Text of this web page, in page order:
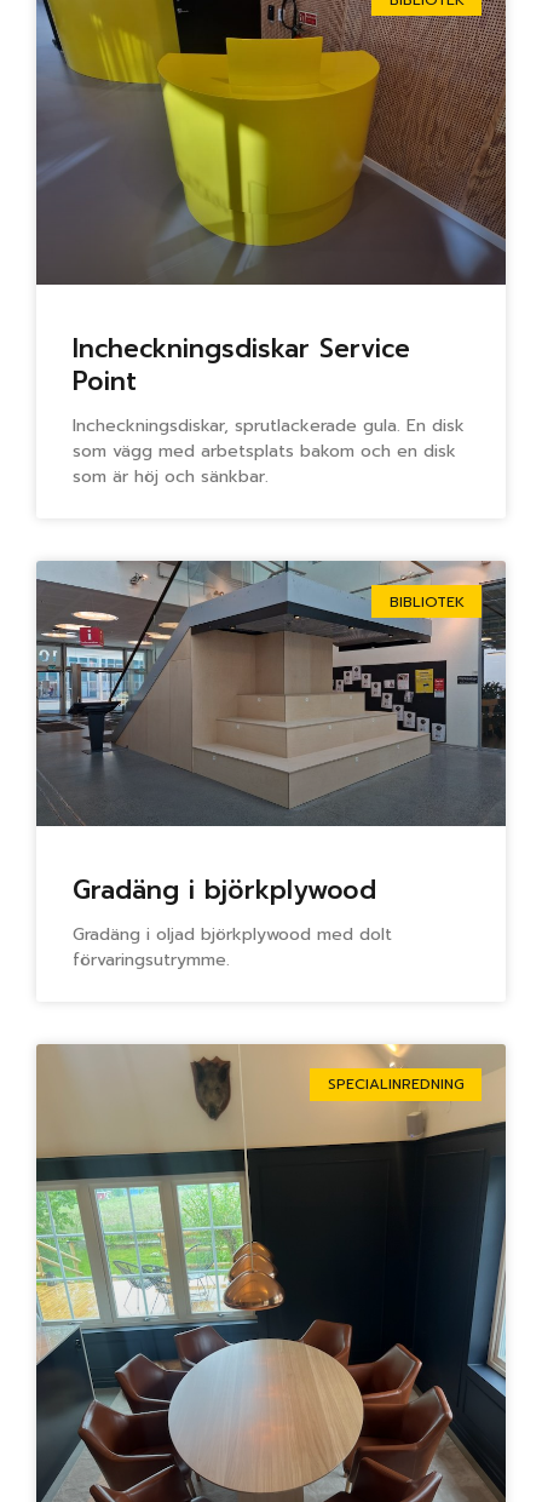
Incheckningsdiskar Service
Point
Incheckningsdiskar, sprutlackerade gula. En disk
som vägg med arbetsplats bakom och en disk
som är höj och sänkbar.
BIBLIOTEK
Gradäng i björkplywood
Gradäng i oljad björkplywood med dolt
förvaringsutrymme.
SPECIALINREDNING